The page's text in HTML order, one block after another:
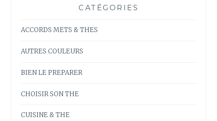
CATÉGORIES
ACCORDS METS & THES
AUTRES COULEURS
BIEN LE PREPARER
CHOISIR SON THE
CUISINE & THE